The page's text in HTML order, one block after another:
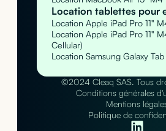
Location tablettes pour
Location Apple iPad Pro 11"
Location Apple iPad Pro 11"
Cellular)
Location Samsung Galaxy
©2024 Cleaq SAS. Tous
Conditions générales
Mentions
Politique de